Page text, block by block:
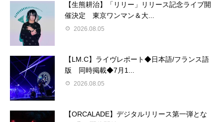
【生熊耕治】「リリー」リリース記念ライブ開
催決定 東京ワンマン＆大...
2026.08.05
【LM.C】ライヴレポート◆日本語/フランス語
版 同時掲載◆7月1...
2026.08.05
【ORCALADE】デジタルリリース第一弾とな